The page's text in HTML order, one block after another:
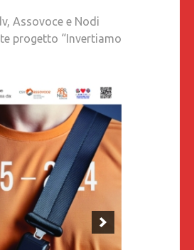
Assovoce e Nodi
progetto “Invertiamo